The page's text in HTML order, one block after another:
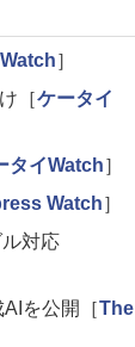
］
［ケータイ
タイWatch］
Watch］
対応
を公開［The